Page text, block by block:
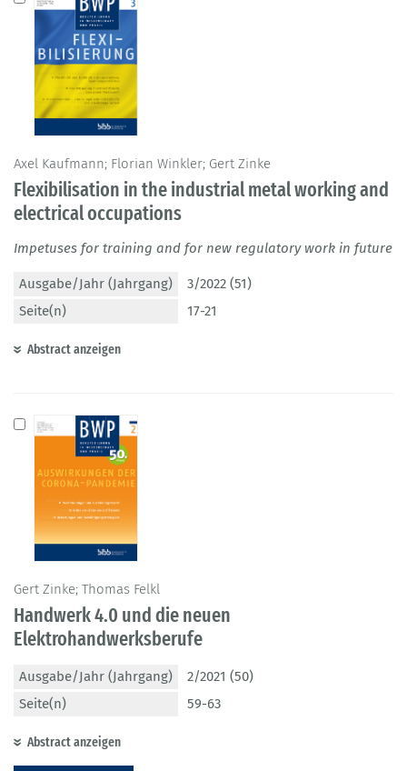
Axel Kaufmann; Florian Winkler; Gert Zinke
Flexibilisation in the industrial metal working and
electrical occupations
Impetuses for training and for new regulatory work in future
Ausgabe/Jahr (Jahrgang)
3/2022 (51)
Seite(n)
17-21
Abstract anzeigen
Gert Zinke; Thomas Felkl
Handwerk 4.0 und die neuen
Elektrohandwerksberufe
Ausgabe/Jahr (Jahrgang)
2/2021 (50)
Seite(n)
59-63
Abstract anzeigen